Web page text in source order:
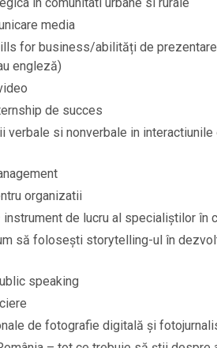
media
for business/abilități de
engleză)
de succes
verbale si nonverbale in
organizatii
de lucru al specialiștilor în
să folosești storytelling-ul în
speaking
de fotografie digitală și